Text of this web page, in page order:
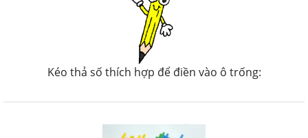
Kéo thả số thích hợp để điền vào ô trống: